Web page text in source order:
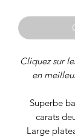
Cliquez sur
en
Superbe
carats
Large